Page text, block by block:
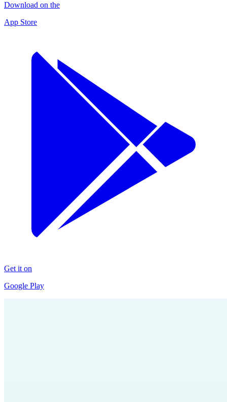
Download on the
App Store
Get it on
Google Play